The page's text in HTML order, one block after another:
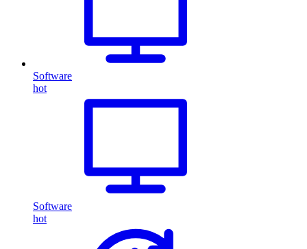
Software
hot
Software
hot